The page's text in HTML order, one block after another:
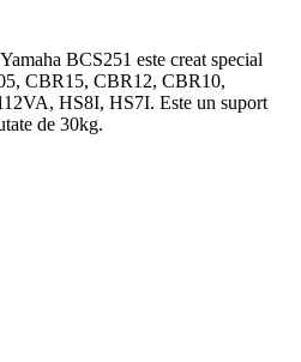
BCS251 este creat special
CBR15, CBR12, CBR10,
HS8I, HS7I. Este un suport
de 30kg.